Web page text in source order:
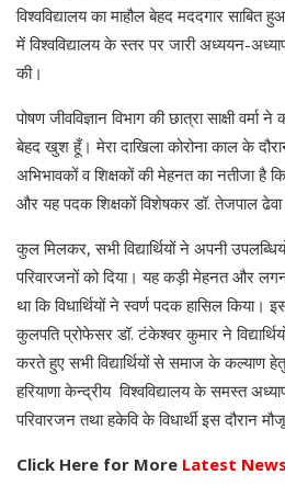
विश्वविद्यालय का माहौल बेहद मददगार साबित
में विश्वविद्यालय के स्तर पर जारी अध्ययन-
की।
पोषण जीवविज्ञान विभाग की छात्रा साक्षी
बेहद खुश हूँ। मेरा दाखिला कोरोना काल के
अभिभावकों व शिक्षकों की मेहनत का नतीजा है
और यह पदक शिक्षकों विशेषकर डॉ. तेजपाल ढेवा
कुल मिलकर, सभी विद्यार्थियों ने अपनी
परिवारजनों को दिया। यह कड़ी मेहनत और
था कि विधार्थियों ने स्वर्ण पदक हासिल किया।
कुलपति प्रोफेसर डॉ. टंकेश्वर कुमार ने
करते हुए सभी विद्यार्थियों से समाज के कल्याण
हरियाणा केन्द्रीय विश्वविद्यालय के समस्त
परिवारजन तथा हकेवि के विधार्थी इस दौरान
Click Here for More Latest News